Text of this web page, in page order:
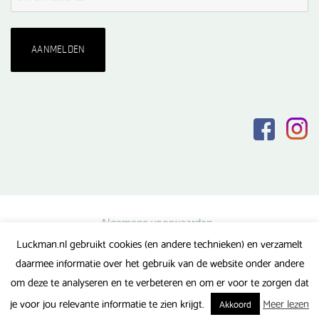
Algemene voorwaarden
Privacy verklaring
Veel gestelde vragen
Luckman.nl gebruikt cookies (en andere technieken) en verzamelt
daarmee informatie over het gebruik van de website onder andere
om deze te analyseren en te verbeteren en om er voor te zorgen dat
je voor jou relevante informatie te zien krijgt.
Akkoord Meer lezen